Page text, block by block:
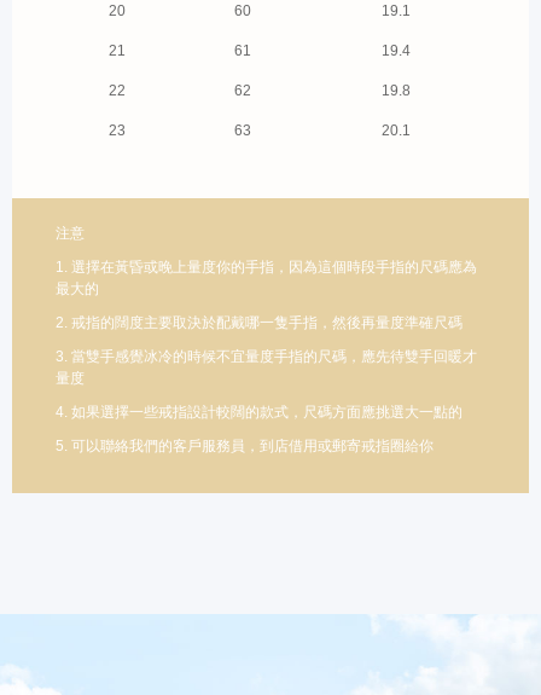
20 60 19.1
21 61 19.4
22 62 19.8
23 63 20.1
注意
1. 選擇在黃昏或晚上量度你的手指，因為這個時段手指的尺碼應為
最大的
2. 戒指的闊度主要取決於配戴哪一隻手指，然後再量度準確尺碼
3. 當雙手感覺冰冷的時候不宜量度手指的尺碼，應先待雙手回暖才
量度
4. 如果選擇一些戒指設計較闊的款式，尺碼方面應挑選大一點的
5. 可以聯絡我們的客戶服務員，到店借用或郵寄戒指圈給你